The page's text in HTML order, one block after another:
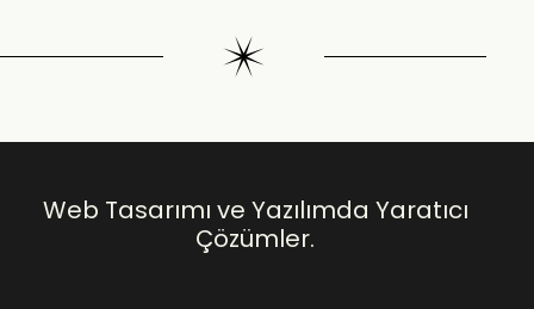
Web Tasarımı ve Yazılımda Yaratıcı
Çözümler.